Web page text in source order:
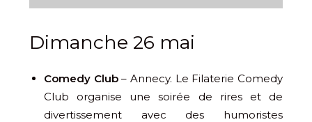
Dimanche 26 mai
Comedy Club– Annecy. Le Filaterie Comedy
Club organise une soirée de rires et de
divertissement avec des humoristes